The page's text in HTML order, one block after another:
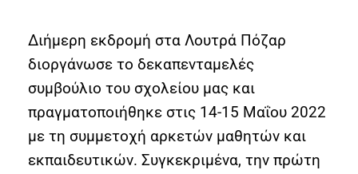
Διήμερη εκδρομή στα Λουτρά Πόζαρ
διοργάνωσε το δεκαπενταμελές
συμβούλιο του σχολείου μας και
πραγματοποιήθηκε στις 14-15 Μαΐου 2022
με τη συμμετοχή αρκετών μαθητών και
εκπαιδευτικών. Συγκεκριμένα, την πρώτη